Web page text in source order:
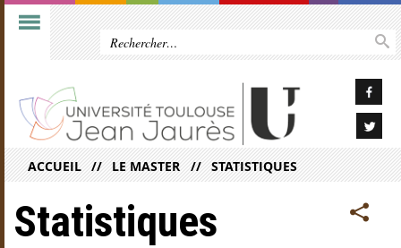
ACCUEIL LE MASTER STATISTIQUES
Statistiques